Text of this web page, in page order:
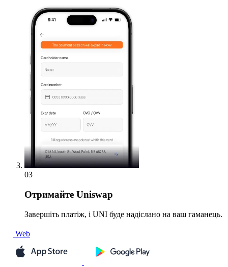
03
Отримайте Uniswap
Завершіть платіж, і UNI буде надіслано на ваш гаманець.
Web